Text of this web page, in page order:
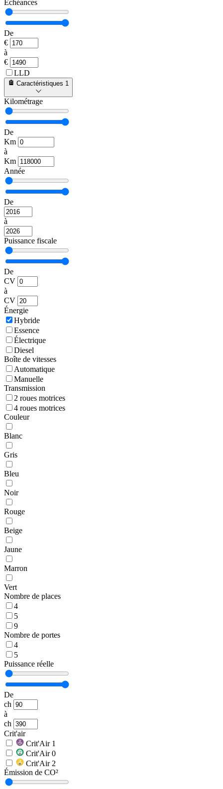
Échéances
De
€
à
€
LLD
Caractéristiques 1
Kilométrage
De
Km
à
Km
Année
De
à
Puissance fiscale
De
CV
à
CV
Énergie
Hybride
Essence
Électrique
Diesel
Boîte de vitesses
Automatique
Manuelle
Transmission
2 roues motrices
4 roues motrices
Couleur
Blanc
Gris
Bleu
Noir
Rouge
Beige
Jaune
Marron
Vert
Nombre de places
4
5
9
Nombre de portes
4
5
Puissance réelle
De
ch
à
ch
Crit'air
Crit'Air 1
Crit'Air 0
Crit'Air 2
Émission de CO²